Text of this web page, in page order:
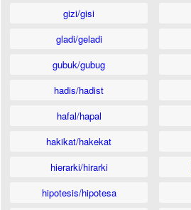
gizi/gisi
gladi/geladi
gubuk/gubug
hadis/hadist
hafal/hapal
hakikat/hakekat
hierarki/hirarki
hipotesis/hipotesa